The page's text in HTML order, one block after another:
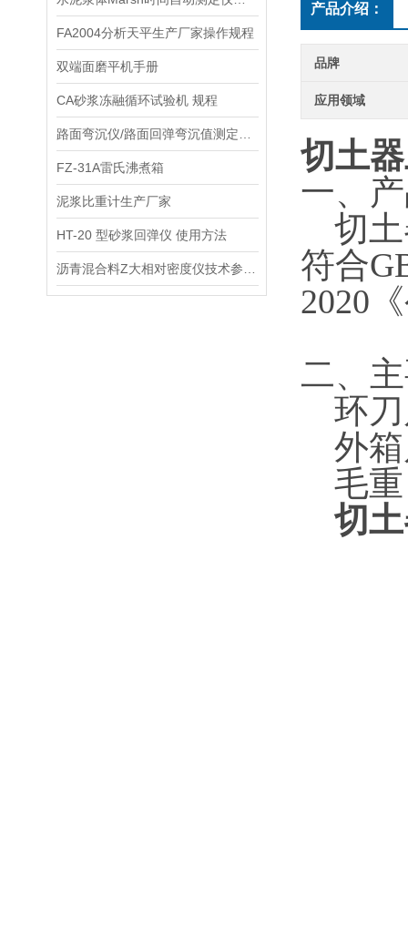
FA2004分析天平生产厂家操作规程
双端面磨平机手册
CA砂浆冻融循环试验机 规程
FZ-31A雷氏沸煮箱
泥浆比重计生产厂家
HT-20 型砂浆回弹仪 使用方法
产品介绍：
品牌
应用领域
切土
一、
切
符合
2020 《
二、
环
外
毛
切